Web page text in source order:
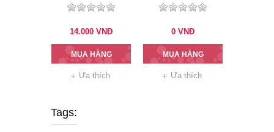
14.000 VNĐ
MUA HÀNG
Ưa thích
0 VNĐ
MUA HÀNG
Ưa thích
Tags: